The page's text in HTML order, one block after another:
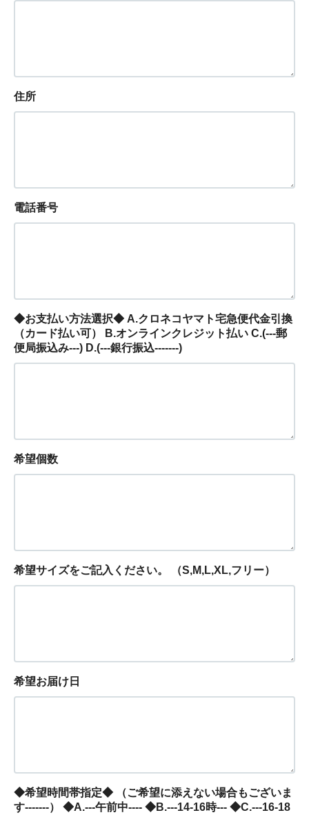
住所
電話番号
◆お支払い方法選択◆ A.クロネコヤマト宅急便代金引換
（カード払い可） B.オンラインクレジット払い C.(---郵
便局振込み---) D.(---銀行振込-------)
希望個数
希望サイズをご記入ください。 （S,M,L,XL,フリー）
希望お届け日
◆希望時間帯指定◆ （ご希望に添えない場合もございま
す-------） ◆A.---午前中---- ◆B.---14-16時--- ◆C.---16-18